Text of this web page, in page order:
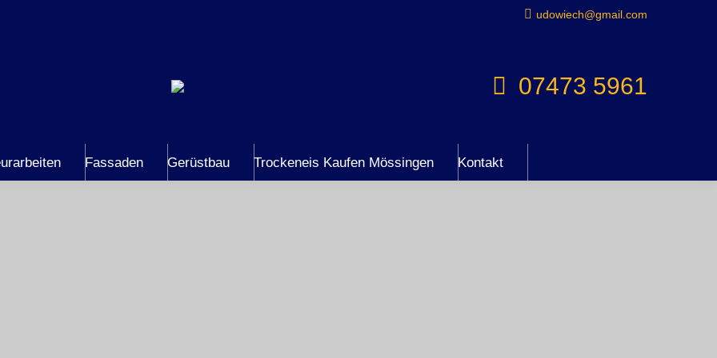
udowiech@gmail.com
07473 5961
Fassaden Gerüstbau Trockeneis Kaufen Mössingen Kontakt